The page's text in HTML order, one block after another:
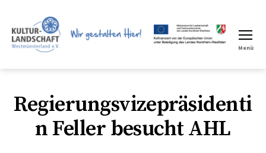
Region
Menü
Regierungsvizepräsidenti
n Feller besucht AHL